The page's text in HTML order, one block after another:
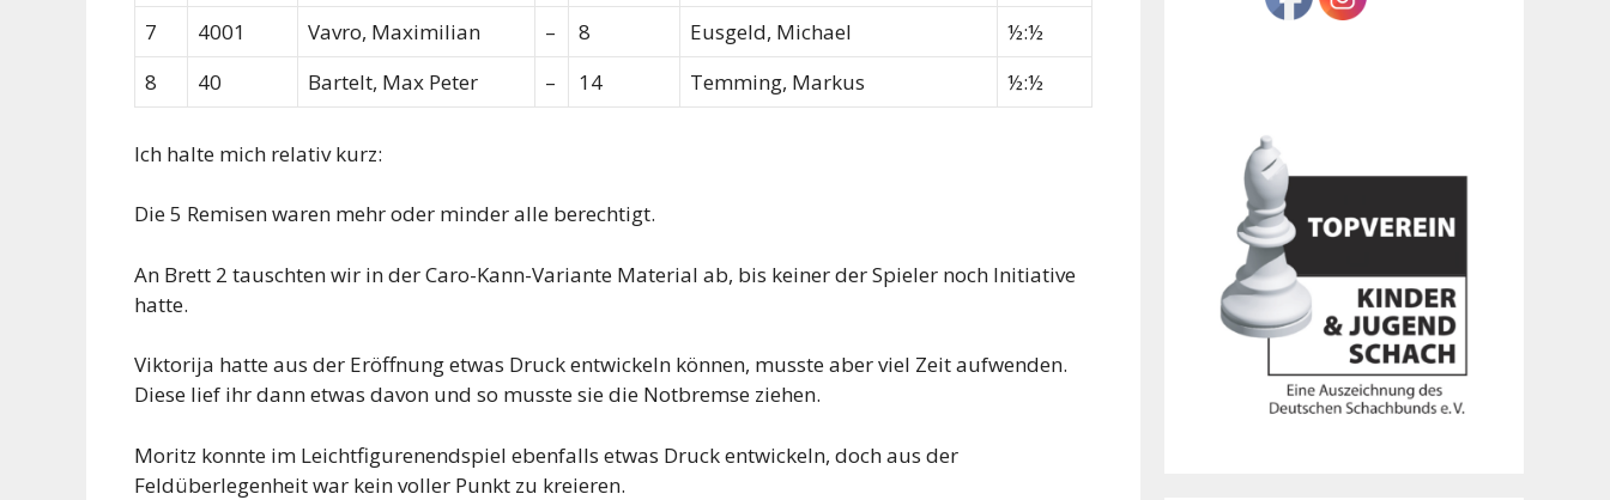
7
4001 Vavro, Maximilian – 8 Eusgeld, Michael
½:½
8
40 Bartelt, Max Peter – 14 Temming, Markus ½:½
Ich halte mich relativ kurz:
Die 5 Remisen waren mehr oder minder alle berechtigt.
An Brett 2 tauschten wir in der Caro-Kann-Variante Material ab, bis keiner der Spieler noch Initiative
hatte.
Viktorija hatte aus der Eröffnung etwas Druck entwickeln können, musste aber viel Zeit aufwenden.
Diese lief ihr dann etwas davon und so musste sie die Notbremse ziehen.
Moritz konnte im Leichtfigurenendspiel ebenfalls etwas Druck entwickeln, doch aus der
Feldüberlegenheit war kein voller Punkt zu kreieren.